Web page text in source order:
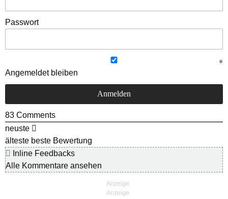
Passwort
Angemeldet bleiben
83 Comments
neuste
älteste beste Bewertung
Inline Feedbacks
Alle Kommentare ansehen